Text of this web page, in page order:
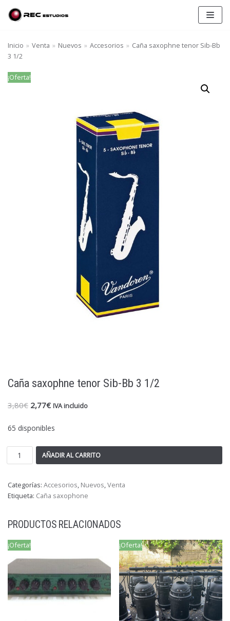
Saltar
al
Inicio » Venta » Nuevos » Accesorios » Caña saxophne tenor Sib-Bb
3 1/2
¡Oferta!
Caña saxophne tenor Sib-Bb 3 1/2
3,80€ 2,77€ IVA incluido
65 disponibles
AÑADIR AL CARRITO
Categorías: Accesorios, Nuevos,Venta
Etiqueta: Caña saxophone
PRODUCTOS RELACIONADOS
¡Oferta! ¡Oferta!